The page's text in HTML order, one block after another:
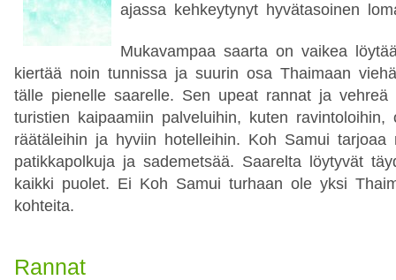
ajassa kehkeytynyt hyvätasoinen
Mukavampaa saarta on vaikea
kiertää noin tunnissa ja suurin osa Thaimaan
tälle pienelle saarelle. Sen upeat rannat ja vehreä
turistien kaipaamiin palveluihin, kuten ravintoloihin,
räätäleihin ja hyviin hotelleihin. Koh Samui tarjoaa
patikkapolkuja ja sademetsää. Saarelta löytyvät
kaikki puolet. Ei Koh Samui turhaan ole yksi
kohteita.
Rannat